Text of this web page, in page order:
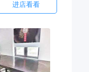
进店看看